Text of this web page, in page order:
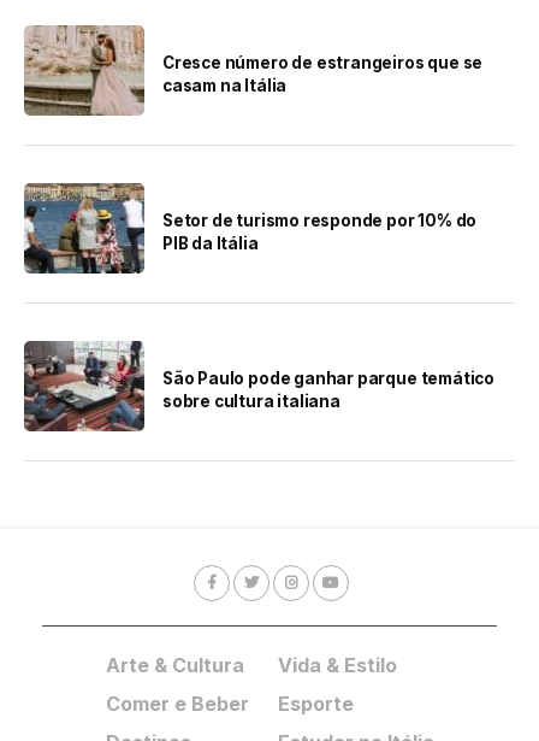
Cresce número de estrangeiros que se
casam na Itália
Setor de turismo responde por 10% do
PIB da Itália
São Paulo pode ganhar parque temático
sobre cultura italiana
Arte & Cultura
Comer e Beber
Vida & Estilo
Esporte